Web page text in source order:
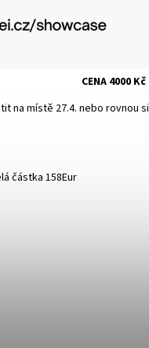
CENA 4000 Kč
na místě 27.4. nebo rovnou si
částka 158Eur